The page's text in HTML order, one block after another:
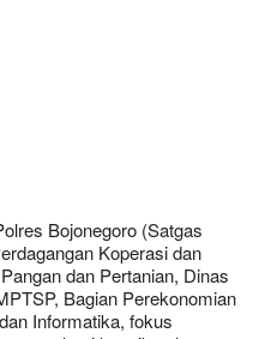
Bojonegoro (Satgas
Koperasi dan
dan Pertanian, Dinas
Bagian Perekonomian
Informatika, fokus